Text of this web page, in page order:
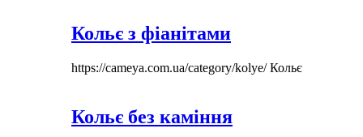
Кольє з фіанітами
https://cameya.com.ua/category/kolye/Кольє
Кольє без каміння